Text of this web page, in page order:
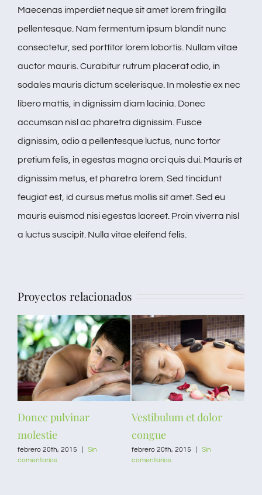
Maecenas imperdiet neque sit amet lorem fringilla
pellentesque. Nam fermentum ipsum blandit nunc
consectetur, sed porttitor lorem lobortis. Nullam vitae
auctor mauris. Curabitur rutrum placerat odio, in
sodales mauris dictum scelerisque. In molestie ex nec
libero mattis, in dignissim diam lacinia. Donec
accumsan nisl ac pharetra dignissim. Fusce
dignissim, odio a pellentesque luctus, nunc tortor
pretium felis, in egestas magna orci quis dui. Mauris et
dignissim metus, et pharetra lorem. Sed tincidunt
feugiat est, id cursus metus mollis sit amet. Sed eu
mauris euismod nisi egestas laoreet. Proin viverra nisl
a luctus suscipit. Nulla vitae eleifend felis.
Proyectos relacionados
Donec pulvinar
molestie
febrero 20th, 2015
Sin
comentarios
Vestibulum et dolor
congue
febrero 20th, 2015
Sin
comentarios